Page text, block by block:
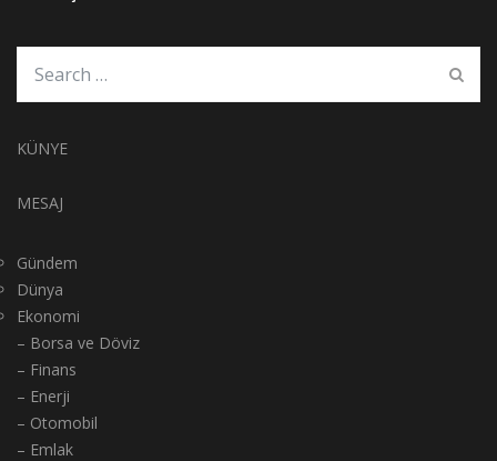
KÜNYE
MESAJ
Gündem
Dünya
Ekonomi
– Borsa ve Döviz
– Finans
– Enerji
– Otomobil
– Emlak